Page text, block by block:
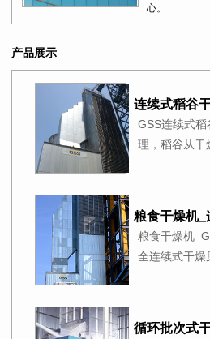
心
产品展示
连续式稻谷
GSS连续式
理，稻谷从干
粮食干燥机_
粮食干燥机
全连续式干燥
循环批次式